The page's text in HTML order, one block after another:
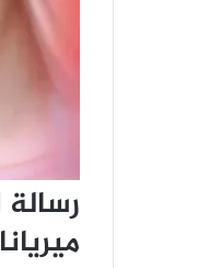
ميريانا